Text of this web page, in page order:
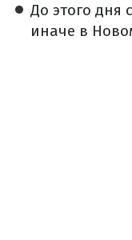
До этого дня
иначе в